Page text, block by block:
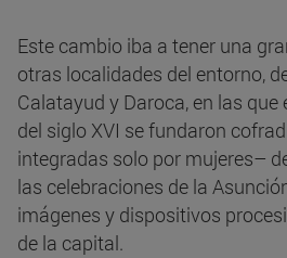
Este cambio iba a tener una
otras localidades del entorno,
Calatayud y Daroca, en las que
del siglo XVI se fundaron
integradas solo por mujeres–
las celebraciones de la
imágenes y dispositivos
de la capital.